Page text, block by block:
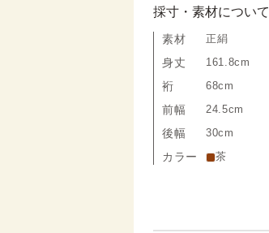
採寸・素材について
素材 正絹
身丈 161.8cm
裄 68cm
前幅 24.5cm
後幅 30cm
カラー 茶